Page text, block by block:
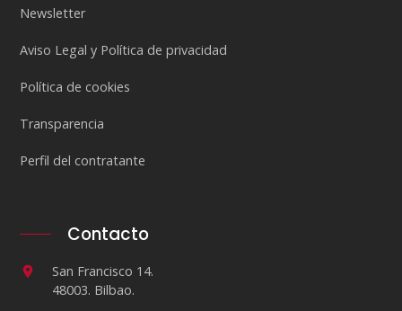
Newsletter
Aviso Legal y Política de privacidad
Política de cookies
Transparencia
Perfil del contratante
Contacto
San Francisco 14.
48003. Bilbao.